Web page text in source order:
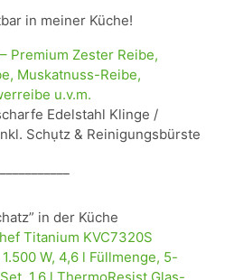
in meiner Küche!
Premium Zester Reibe,
Muskatnuss-Reibe,
u.v.m.
Edelstahl Klinge /
Schụtz & Reinigungsbürste
in der Küche